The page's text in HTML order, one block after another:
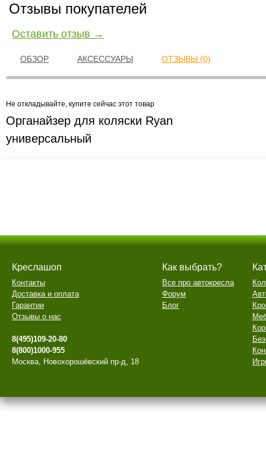
Отзывы покупателей
Оставить отзыв →
ОБЗОР АКСЕССУАРЫ ОТЗЫВЫ (0)
Не откладывайте, купите сейчас этот товар
Органайзер для коляски Ryan
универсальный
Креслашоп
Контакты
Доставка и оплата
Гарантии
Отзывы о нас
8(495)109-20-80
8(800)1000-955
Москва, Новохорошёвский пр-д, 18
Как выбрать?
Все про автокресла
Форум
Блог